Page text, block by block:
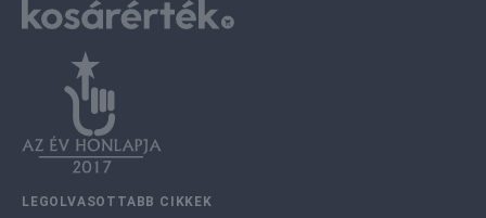
LEGOLVASOTTABB CIKKEK